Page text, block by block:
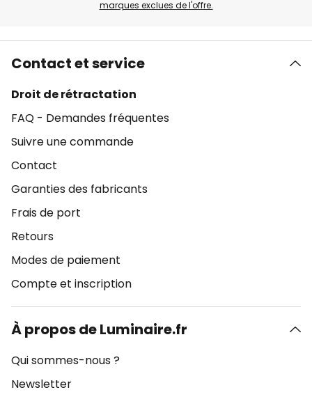
marques exclues de l'offre.
Contact et service
Droit de rétractation
FAQ - Demandes fréquentes
Suivre une commande
Contact
Garanties des fabricants
Frais de port
Retours
Modes de paiement
Compte et inscription
À propos de Luminaire.fr
Qui sommes-nous ?
Newsletter